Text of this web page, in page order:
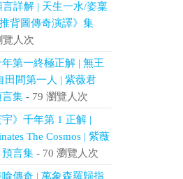
詳解 | 天生一水/姿稟
背圖傳奇演譯》集
覽人次
年第一終極正解 | 無王
田間第一人 | 紫薇君
言集- 79 瀏覽人次
宇》千年第 1 正解 |
The Cosmos | 紫薇
言集- 70 瀏覽人次
傳奇 | 萬象森羅歸指